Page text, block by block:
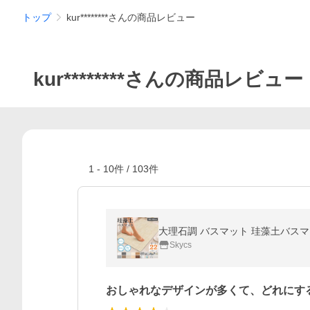
トップ kur********さんの商品レビュー
kur********さんの商品レビュー
1 - 10件 / 103件
Skycs
おしゃれなデザインが多くて、どれに